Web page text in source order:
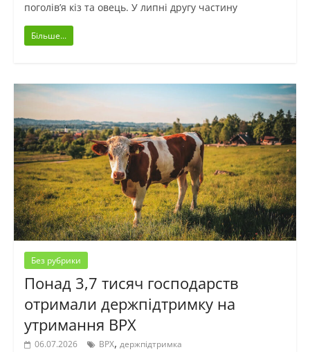
поголів’я кіз та овець. У липні другу частину
Більше...
Без рубрики
Понад 3,7 тисяч господарств
отримали держпідтримку на
утримання ВРХ
06.07.2026 ВРХ, держпідтримка